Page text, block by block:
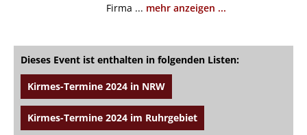
Firma ... mehr anzeigen ...
Dieses Event ist enthalten in folgenden Listen:
Kirmes-Termine 2024 in NRW
Kirmes-Termine 2024 im Ruhrgebiet